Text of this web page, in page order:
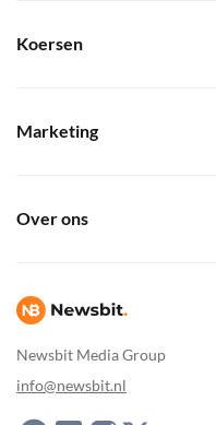
Newsbit Media Group
info@newsbit.nl
Koersen
Marketing
Over ons